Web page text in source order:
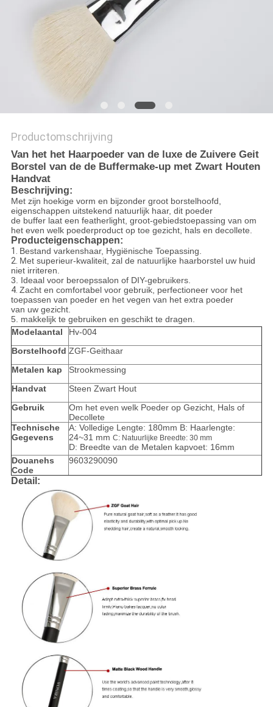
Productomschrijving
Van het het Haarpoeder van de luxe de Zuivere Geit
Borstel van de de Buffermake-up met Zwart Houten
Handvat
Beschrijving:
Met zijn hoekige vorm en bijzonder groot borstelhoofd,
eigenschappen uitstekend natuurlijk haar, dit poeder
de buffer laat een featherlight, groot-gebiedstoepassing van om
het even welk poederproduct op toe gezicht, hals en decollete.
Producteigenschappen:
1. Bestand varkenshaar, Hygiënische Toepassing.
2. Met superieur-kwaliteit, zal de natuurlijke haarborstel uw huid
niet irriteren.
3. Ideaal voor beroepssalon of DIY-gebruikers.
4. Zacht en comfortabel voor gebruik, perfectioneer voor het
toepassen van poeder en het vegen van het extra poeder
van uw gezicht.
5. makkelijk te gebruiken en geschikt te dragen.
Modelaantal
Hv-004
Borstelhoofd ZGF-Geithaar
Metalen kap
Strookmessing
Handvat
Steen Zwart Hout
Gebruik
Om het even welk Poeder op Gezicht, Hals of
Decollete
Technische
Gegevens
A: Volledige Lengte: 180mm B: Haarlengte:
24~31 mm C: Natuurlijke Breedte: 30 mm
D: Breedte van de Metalen kapvoet: 16mm
Douanehs
Code
9603290090
Detail: